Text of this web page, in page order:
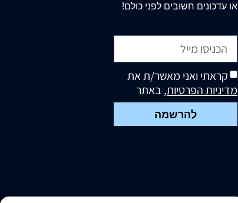
או עדכונים חשובים לפני כולם!
קראתי ואני מאשר/ת את
מדיניות הפרטיות, באתר
להרשמה